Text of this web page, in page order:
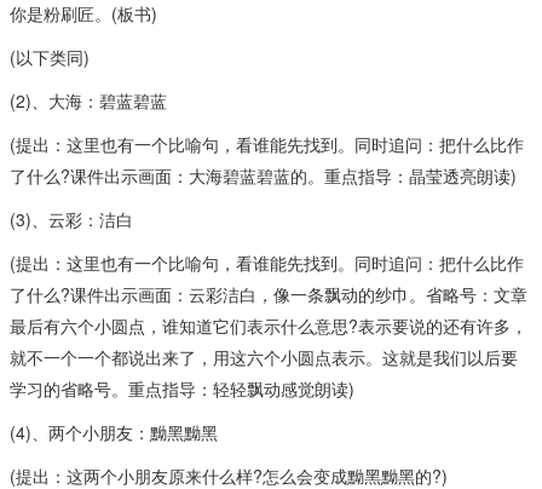
你是粉刷匠。(板书)
(以下类同)
(2)、大海：碧蓝碧蓝
(提出：这里也有一个比喻句，看谁能先找到。同时追问：把什么比作
了什么?课件出示画面：大海碧蓝碧蓝的。重点指导：晶莹透亮朗读)
(3)、云彩：洁白
(提出：这里也有一个比喻句，看谁能先找到。同时追问：把什么比作
了什么?课件出示画面：云彩洁白，像一条飘动的纱巾。省略号：文章
最后有六个小圆点，谁知道它们表示什么意思?表示要说的还有许多，
就不一个一个都说出来了，用这六个小圆点表示。这就是我们以后要
学习的省略号。重点指导：轻轻飘动感觉朗读)
(4)、两个小朋友：黝黑黝黑
(提出：这两个小朋友原来什么样?怎么会变成黝黑黝黑的?)